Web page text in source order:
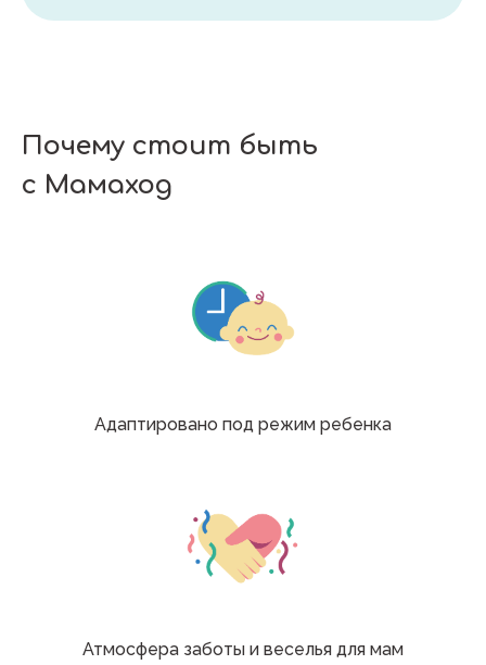
Почему стоит быть
с Мамаход
Адаптировано под режим ребенка
Атмосфера заботы и веселья для мам